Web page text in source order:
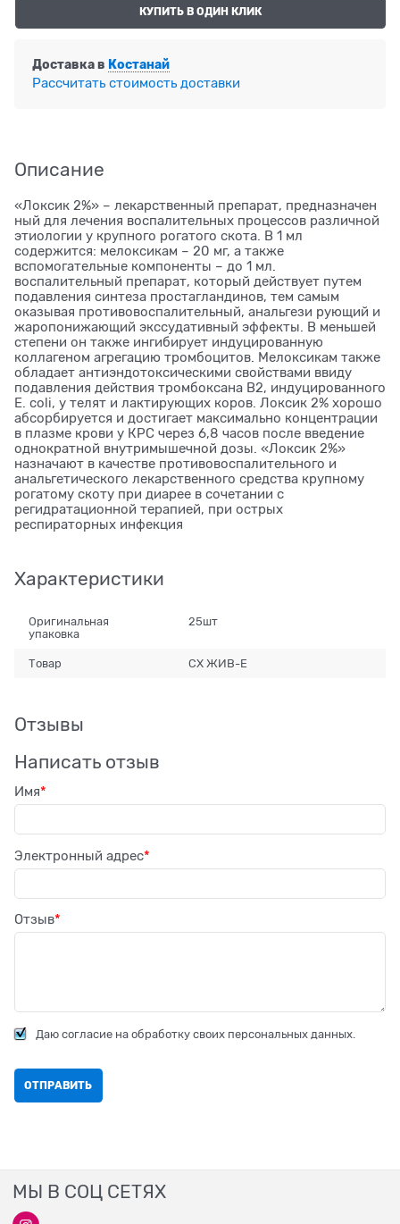
КУПИТЬ В ОДИН КЛИК
Доставка в Костанай
Рассчитать стоимость доставки
Описание
«Локсик 2%» – лекарственный препарат, предназначен
ный для лечения воспалительных процессов различной
этиологии у крупного рогатого скота. В 1 мл
содержится: мелоксикам – 20 мг, а также
вспомогательные компоненты – до 1 мл.
воспалительный препарат, который действует путем
подавления синтеза простагландинов, тем самым
оказывая противовоспалительный, анальгези рующий и
жаропонижающий экссудативный эффекты. В меньшей
степени он также ингибирует индуцированную
коллагеном агрегацию тромбоцитов. Мелоксикам также
обладает антиэндотоксическими свойствами ввиду
подавления действия тромбоксана В2, индуцированного
E. coli, у телят и лактирующих коров. Локсик 2% хорошо
абсорбируется и достигает максимально концентрации
в плазме крови у КРС через 6,8 часов после введение
однократной внутримышечной дозы. «Локсик 2%»
назначают в качестве противовоспалительного и
анальгетического лекарственного средства крупному
рогатому скоту при диарее в сочетании с
регидратационной терапией, при острых
респираторных инфекция
Характеристики
Оригинальная
упаковка
25шт
Товар СХ ЖИВ-Е
Отзывы
Написать отзыв
Имя
Электронный адрес
Отзыв
Даю согласие на обработку своих персональных данных.
МЫ В СОЦ СЕТЯХ